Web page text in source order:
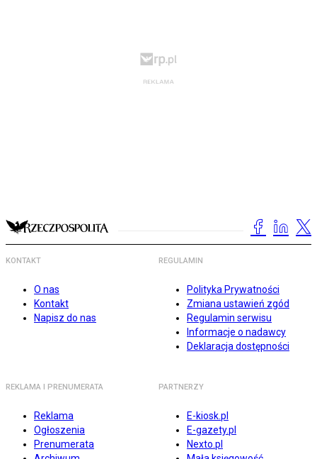
KONTAKT
O nas
Kontakt
Napisz do nas
REGULAMIN
Polityka Prywatności
Zmiana ustawień zgód
Regulamin serwisu
Informacje o nadawcy
Deklaracja dostępności
REKLAMA I PRENUMERATA
Reklama
Ogłoszenia
Prenumerata
PARTNERZY
E-kiosk.pl
E-gazety.pl
Nexto.pl